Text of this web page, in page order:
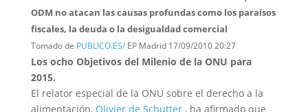
ODM no atacan las causas profundas como los paraísos
fiscales, la deuda o la desigualdad comercial
Tomado de PUBLICO.ES/EP Madrid 17/09/2010 20:27
Los ocho Objetivos del Milenio de la ONU para
2015.
El relator especial de la ONU sobre el derecho a la
alimentación, Olivier de Schutter, ha afirmado que